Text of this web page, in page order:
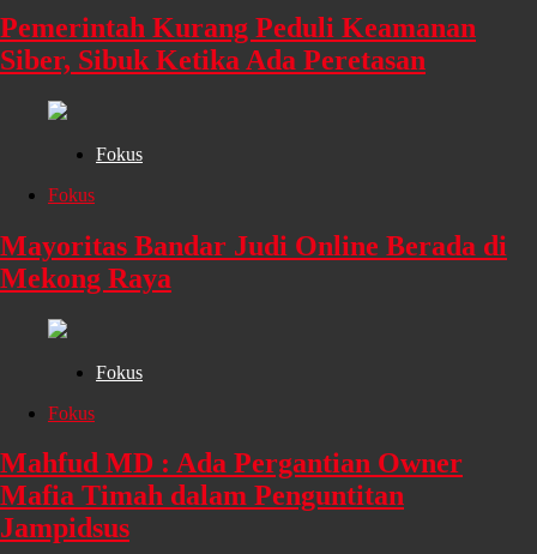
Pemerintah Kurang Peduli Keamanan
Siber, Sibuk Ketika Ada Peretasan
Fokus
Fokus
Mayoritas Bandar Judi Online Berada di
Mekong Raya
Fokus
Fokus
Mahfud MD : Ada Pergantian Owner
Mafia Timah dalam Penguntitan
Jampidsus